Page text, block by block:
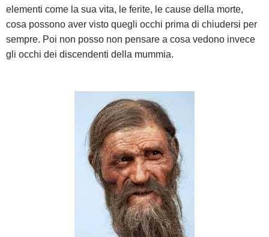
elementi come la sua vita, le ferite, le cause della morte,
cosa possono aver visto quegli occhi prima di chiudersi per
sempre. Poi non posso non pensare a cosa vedono invece
gli occhi dei discendenti della mummia.